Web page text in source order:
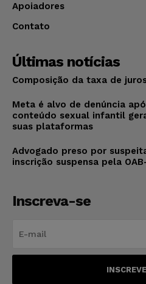
Apoiadores
Contato
Últimas notícias
Composição da taxa de
Meta é alvo de denúncia
conteúdo sexual infantil
suas plataformas
Advogado preso por
inscrição suspensa pela
Inscreva-se